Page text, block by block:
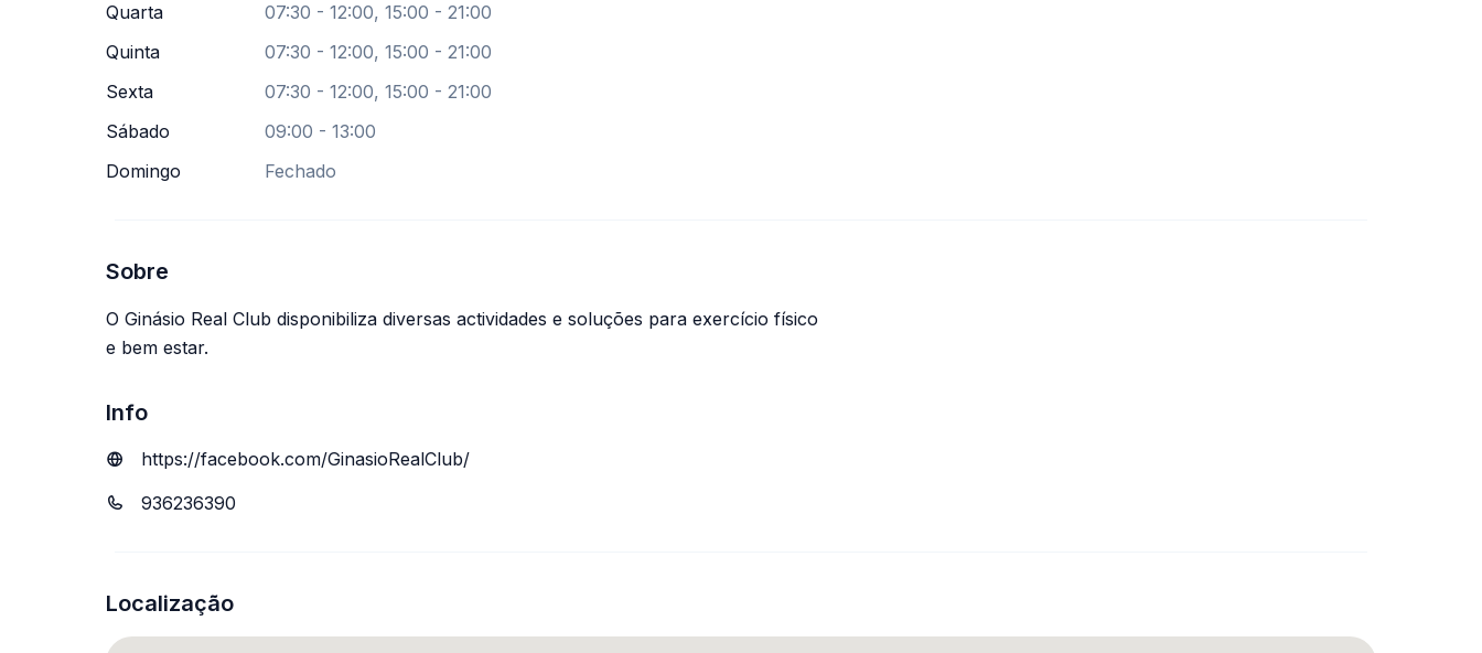
Quarta
07:30 - 12:00, 15:00 - 21:00
Quinta
07:30 - 12:00, 15:00 - 21:00
Sexta
07:30 - 12:00, 15:00 - 21:00
Sábado
09:00 - 13:00
Domingo
Fechado
Sobre
O Ginásio Real Club disponibiliza diversas actividades e soluções para exercício físico
e bem estar.
Info
https://facebook.com/GinasioRealClub/
936236390
Localização